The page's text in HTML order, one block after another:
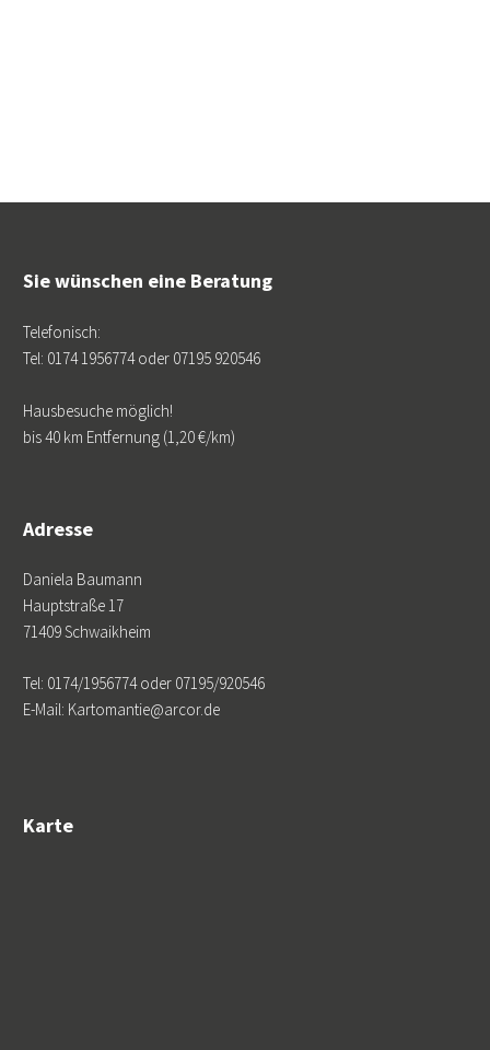
Sie wünschen eine Beratung
Telefonisch:
Tel: 0174 1956774 oder 07195 920546
Hausbesuche möglich!
bis 40 km Entfernung (1,20 €/km)
Adresse
Daniela Baumann
Hauptstraße 17
71409 Schwaikheim
Tel: 0174/1956774 oder 07195/920546
E-Mail: Kartomantie@arcor.de
Karte